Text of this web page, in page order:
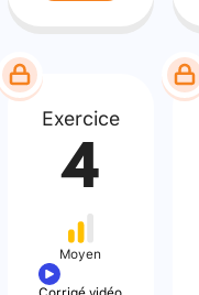
Exercice
4
Moyen